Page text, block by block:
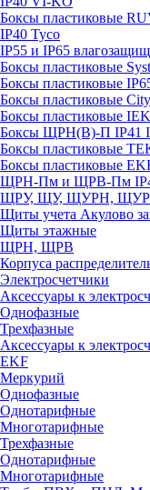
Боксы пластиковые
IP40 Тусо
IP55 и IP65
Боксы пластиковые
Боксы пластиковые
Боксы пластиковые
Боксы пластиковые IEK
Боксы ЩРН(В)-П IP41
Боксы пластиковые
Боксы пластиковые
ЩРН-Пм и ЩРВ-Пм
ЩРУ, ЩУ, ЩУРН,
Щиты учета Акулово
Щиты этажные
ЩРН, ЩРВ
Корпуса
Электросчетчики
Аксессуары к
Однофазные
Трехфазные
Аксессуары к
EKF
Меркурий
Однофазные
Однотарифные
Многотарифные
Трехфазные
Однотарифные
Многотарифные